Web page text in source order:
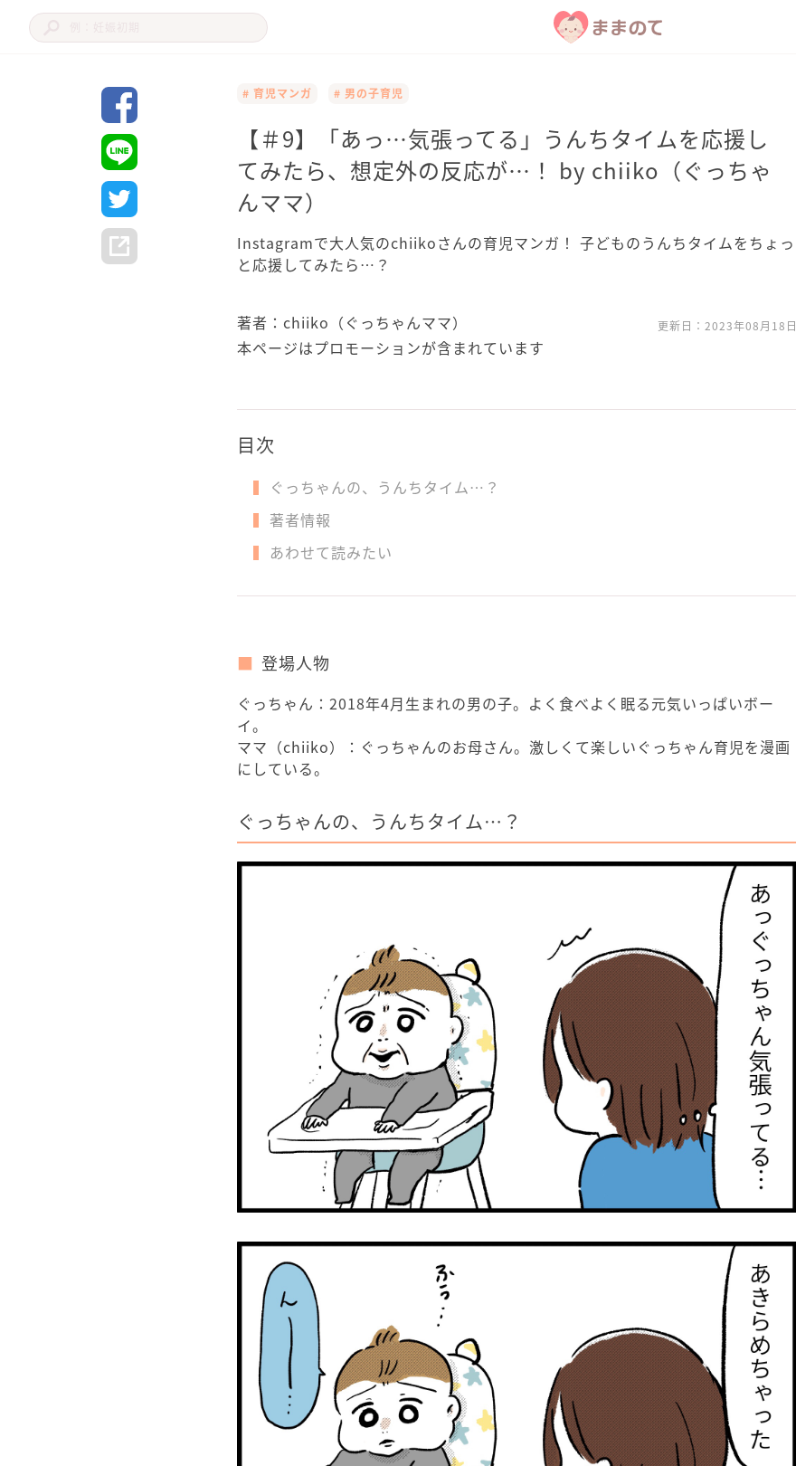
# 育児マンガ # 男の子育児
【＃9】「あっ…気張ってる」うんちタイムを応援し
てみたら、想定外の反応が…！ by chiiko（ぐっちゃ
んママ）
Instagramで大人気のchiikoさんの育児マンガ！ 子どものうんちタイムをちょっ
と応援してみたら…？
著者：chiiko（ぐっちゃんママ） 更新日： 2023年08月18日
本ページはプロモーションが含まれています
目次
ぐっちゃんの、うんちタイム…？
著者情報
あわせて読みたい
登場人物
ぐっちゃん：2018年4月生まれの男の子。よく食べよく眠る元気いっぱいボー
イ。
ママ（chiiko）：ぐっちゃんのお母さん。激しくて楽しいぐっちゃん育児を漫画
にしている。
ぐっちゃんの、うんちタイム…？